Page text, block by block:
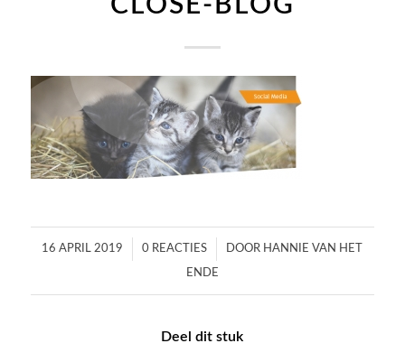
CLOSE-BLOG
16 APRIL 2019
/ 0 REACTIES
/ DOOR HANNIE VAN HET
ENDE
Deel dit stuk